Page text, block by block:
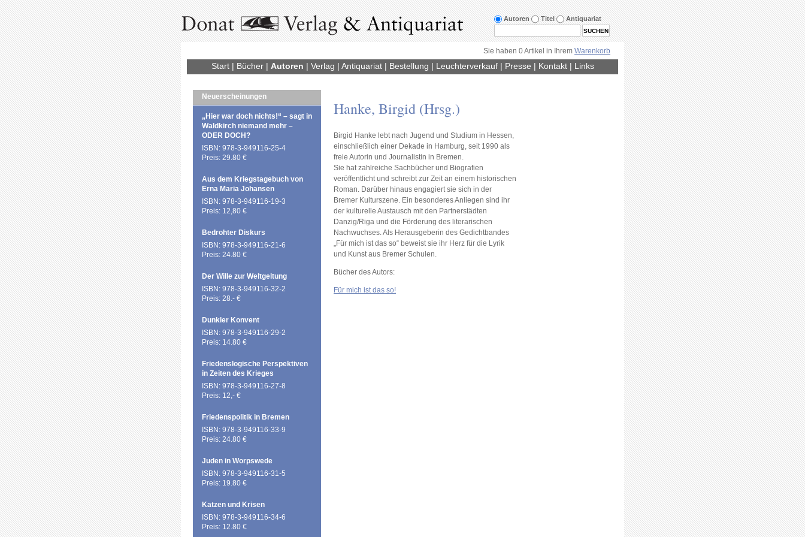
Autoren Titel Antiquariat
Sie haben 0 Artikel in Ihrem Warenkorb
Start| Bücher| Autoren | Verlag | Antiquariat| Bestellung | Leuchterverkauf| Presse | Kontakt| Links
Neuerscheinungen
„Hier war doch nichts!“ – sagt in
Waldkirch niemand mehr –
ODER DOCH?
ISBN: 978-3-949116-25-4
Preis: 29.80 €
Aus dem Kriegstagebuch von
Erna Maria Johansen
ISBN: 978-3-949116-19-3
Preis: 12,80 €
Bedrohter Diskurs
ISBN: 978-3-949116-21-6
Preis: 24.80 €
Der Wille zur Weltgeltung
ISBN: 978-3-949116-32-2
Preis: 28.- €
Dunkler Konvent
ISBN: 978-3-949116-29-2
Preis: 14.80 €
Friedenslogische Perspektiven
in Zeiten des Krieges
ISBN: 978-3-949116-27-8
Preis: 12,- €
Friedenspolitik in Bremen
ISBN: 978-3-949116-33-9
Preis: 24.80 €
Juden in Worpswede
ISBN: 978-3-949116-31-5
Preis: 19.80 €
Katzen und Krisen
ISBN: 978-3-949116-34-6
Preis: 12.80 €
Hanke, Birgid (Hrsg.)
Birgid Hanke lebt nach Jugend und Studium in Hessen,
einschließlich einer Dekade in Hamburg, seit 1990 als
freie Autorin und Journalistin in Bremen.
Sie hat zahlreiche Sachbücher und Biografien
veröffentlicht und schreibt zur Zeit an einem historischen
Roman. Darüber hinaus engagiert sie sich in der
Bremer Kulturszene. Ein besonderes Anliegen sind ihr
der kulturelle Austausch mit den Partnerstädten
Danzig/Riga und die Förderung des literarischen
Nachwuchses. Als Herausgeberin des Gedichtbandes
„Für mich ist das so“ beweist sie ihr Herz für die Lyrik
und Kunst aus Bremer Schulen.
Bücher des Autors:
Für mich ist das so!